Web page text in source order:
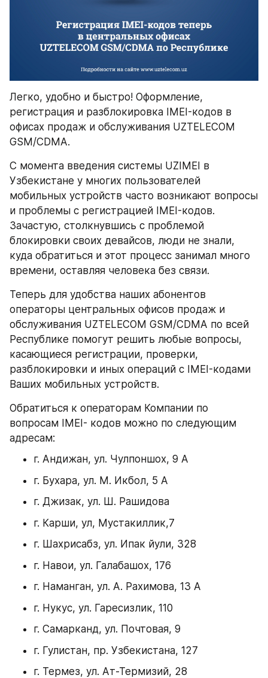
Легко, удобно и быстро! Оформление,
регистрация и разблокировка IMEI-кодов в
офисах продаж и обслуживания UZTELECOM
GSM/CDMA.
С момента введения системы UZIMEI в
Узбекистане у многих пользователей
мобильных устройств часто возникают вопросы
и проблемы с регистрацией IMEI-кодов.
Зачастую, столкнувшись с проблемой
блокировки своих девайсов, люди не знали,
куда обратиться и этот процесс занимал много
времени, оставляя человека без связи.
Теперь для удобства наших абонентов
операторы центральных офисов продаж и
обслуживания UZTELECOM GSM/CDMA по всей
Республике помогут решить любые вопросы,
касающиеся регистрации, проверки,
разблокировки и иных операций с IMEI-кодами
Ваших мобильных устройств.
Обратиться к операторам Компании по
вопросам IMEI- кодов можно по следующим
адресам:
г. Андижан, ул. Чулпоншох, 9 А
г. Бухара, ул. М. Икбол, 5 А
г. Джизак, ул. Ш. Рашидова
г. Карши, ул, Мустакиллик,7
г. Шахрисабз, ул. Ипак йули, 328
г. Навои, ул. Галабашох, 176
г. Наманган, ул. А. Рахимова, 13 А
г. Нукус, ул. Гаресизлик, 110
г. Самарканд, ул. Почтовая, 9
г. Гулистан, пр. Узбекистана, 127
г. Термез, ул. Ат-Термизий, 28